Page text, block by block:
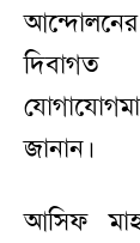
দিবাগত
জানান।
আসিফ